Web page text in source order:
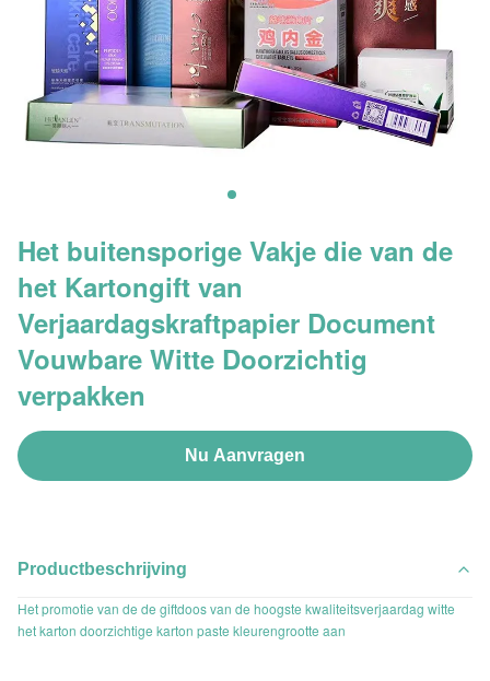
Het buitensporige Vakje die van de
het Kartongift van
Verjaardagskraftpapier Document
Vouwbare Witte Doorzichtig
verpakken
Nu Aanvragen
Productbeschrijving
Het promotie van de de giftdoos van de hoogste kwaliteitsverjaardag witte
het karton doorzichtige karton paste kleurengrootte aan